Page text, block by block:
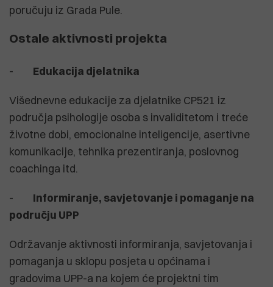
poručuju iz Grada Pule.
Ostale aktivnosti projekta
- Edukacija djelatnika
Višednevne edukacije za djelatnike CP521 iz
područja psihologije osoba s invaliditetom i treće
životne dobi, emocionalne inteligencije, asertivne
komunikacije, tehnika prezentiranja, poslovnog
coachinga itd.
- Informiranje, savjetovanje i pomaganje na
području UPP
Održavanje aktivnosti informiranja, savjetovanja i
pomaganja u sklopu posjeta u općinama i
gradovima UPP-a na kojem će projektni tim